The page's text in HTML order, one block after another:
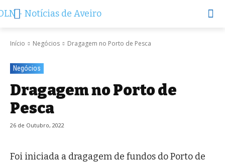
Início Negócios Dragagem no Porto de Pesca
Negócios
Dragagem no Porto de
Pesca
26 de Outubro, 2022
Foi iniciada a dragagem de fundos do Porto de